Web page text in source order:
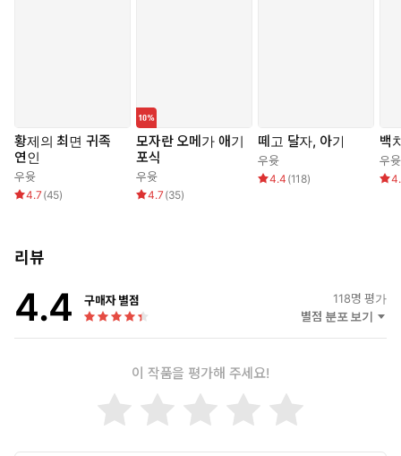
“흐아, 아, 아, 앙…! 히끅, 흐, 아응…!”
쩌퍽, 쩌벅, 전립선을 긁고 눌러대며 귀두가 점차 안쪽을 쯕쯕 파
고들어 좆길을 냈다. 요도구에서는 탁한 쿠퍼액이 질질 흘러 오
메가 씹물과 섞이고, 새빨갛게 흐르던 핏물도 그에 합쳐져 점차
동시에 느물거리기 시작한 후장 살과 뜨끈하게 더 나오는 오메가 씹
말을 토해냈다.
“후…. 우리 아들 씹보지가,”
그러고서 시선을 살짝 올린 그는 융기와 침강을 반복하는 새하얀 배
황제의 최면 귀족
연인
우윳
4.7 (45)
모자란 오메가 애기
포식
우윳
4.7 (35)
떼고 달자, 아가
우윳
4.4 (118)
백
우윳
리뷰
4.4 구매자 별점 118명 평가
별점 분포 보기
이 작품을 평가해 주세요!